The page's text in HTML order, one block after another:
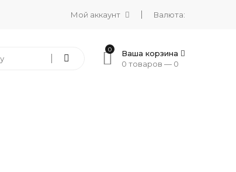
Мой аккаунт Валюта:
0
Ваша корзина
0 товаров — 0